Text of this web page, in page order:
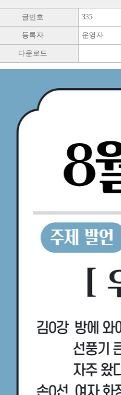
글번호 335
등록자 운영자
다운로드